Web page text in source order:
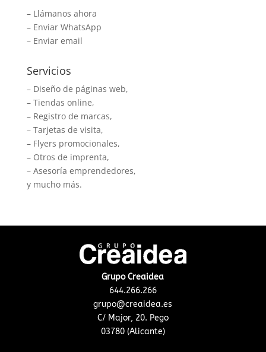
– Llámanos ahora
– Enviar WhatsApp
– Enviar email
Servicios
– Diseño de páginas web,
– Tiendas online,
– Registro de marcas,
– Tarjetas de visita,
– Flyers promocionales,
– Otros de imprenta,
– Asesoría emprendedores,
y mucho más.
Grupo Creaidea
644.266.266
grupo@creaidea.es
C/ Major, 20. Pego
03780 (Alicante)